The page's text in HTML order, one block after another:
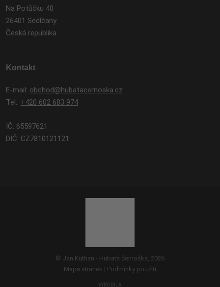
Na Potůčku 40
26401 Sedlčany
Česká republika
Kontakt
E-mail: obchod@hubatacernoska.cz
Tel.: +420 602 683 974
IČ: 65597621
DIČ: CZ7810121121
© Jan Kuthan - Hubatá černoška, 2026
Mapa stránek | Podmínky použití
VYROBILA